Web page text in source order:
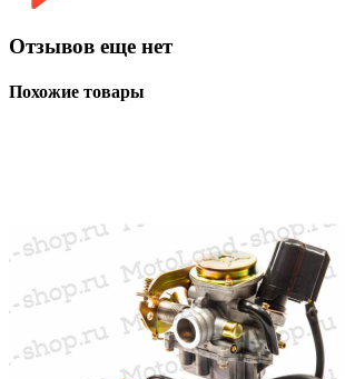
Отзывов еще нет
Похожие товары